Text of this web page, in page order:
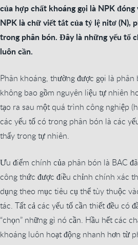
của hợp chất khoáng gọi là NPK
NPK là chữ viết tắt của tỷ lệ nitơ (N),
trong phân bón. Đây là những yếu tố
luôn cần.
Phân khoáng, thường được gọi là
không bao gồm nguyên liệu tự nhiên
tạo ra sau một quá trình công nghiệp
các yếu tố có trong phân bón là các
thấy trong tự nhiên.
Ưu điểm chính của phân bón là BAC
công thức được điều chỉnh chính xác
dụng theo mục tiêu cụ thể tùy thuộc
tác. Tất cả các yếu tố cần thiết đều có
“chọn” những gì nó cần. Hầu hết các
khoáng luôn hoạt động nhanh hơn từ